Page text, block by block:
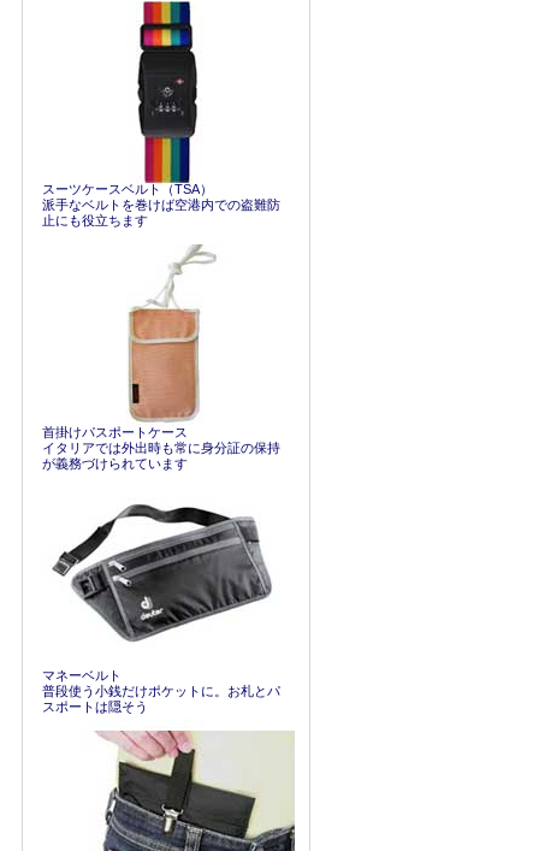
スーツケースベルト（TSA）
派手なベルトを巻けば空港内での盗難防
止にも役立ちます
首掛けパスポートケース
イタリアでは外出時も常に身分証の保持
が義務づけられています
マネーベルト
普段使う小銭だけポケットに。お札とパ
スポートは隠そう